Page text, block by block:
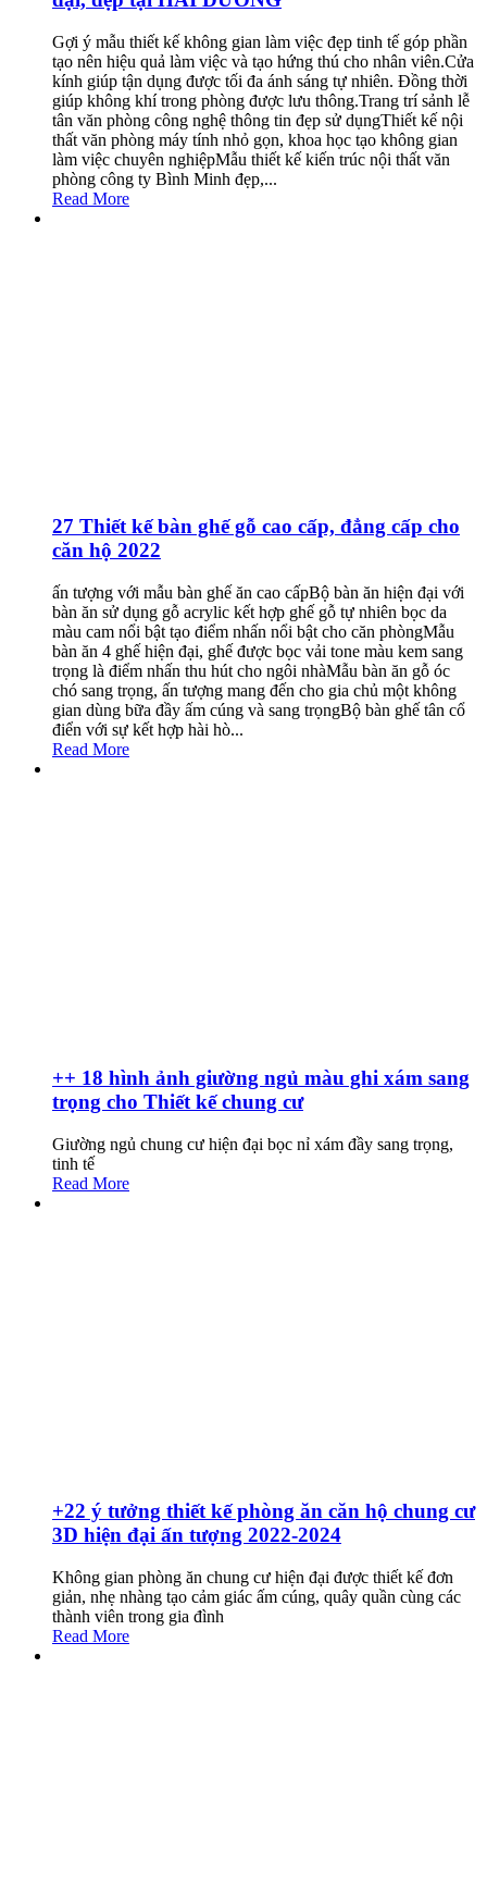
Gợi ý mẫu thiết kế không gian làm việc đẹp tinh tế góp phần
tạo nên hiệu quả làm việc và tạo hứng thú cho nhân viên.Cửa
kính giúp tận dụng được tối đa ánh sáng tự nhiên. Đồng thời
giúp không khí trong phòng được lưu thông.Trang trí sảnh lễ
tân văn phòng công nghệ thông tin đẹp sử dụngThiết kế nội
thất văn phòng máy tính nhỏ gọn, khoa học tạo không gian
làm việc chuyên nghiệpMẫu thiết kế kiến trúc nội thất văn
phòng công ty Bình Minh đẹp,...
Read More
27 Thiết kế bàn ghế gỗ cao cấp, đẳng cấp cho
căn hộ 2022
ấn tượng với mẫu bàn ghế ăn cao cấpBộ bàn ăn hiện đại với
bàn ăn sử dụng gỗ acrylic kết hợp ghế gỗ tự nhiên bọc da
màu cam nổi bật tạo điểm nhấn nổi bật cho căn phòngMẫu
bàn ăn 4 ghế hiện đại, ghế được bọc vải tone màu kem sang
trọng là điểm nhấn thu hút cho ngôi nhàMẫu bàn ăn gỗ óc
chó sang trọng, ấn tượng mang đến cho gia chủ một không
gian dùng bữa đầy ấm cúng và sang trọngBộ bàn ghế tân cổ
điển với sự kết hợp hài hò...
Read More
++ 18 hình ảnh giường ngủ màu ghi xám sang
trọng cho Thiết kế chung cư
Giường ngủ chung cư hiện đại bọc nỉ xám đầy sang trọng,
tinh tế
Read More
+22 ý tưởng thiết kế phòng ăn căn hộ chung cư
3D hiện đại ấn tượng 2022-2024
Không gian phòng ăn chung cư hiện đại được thiết kế đơn
giản, nhẹ nhàng tạo cảm giác ấm cúng, quây quần cùng các
thành viên trong gia đình
Read More